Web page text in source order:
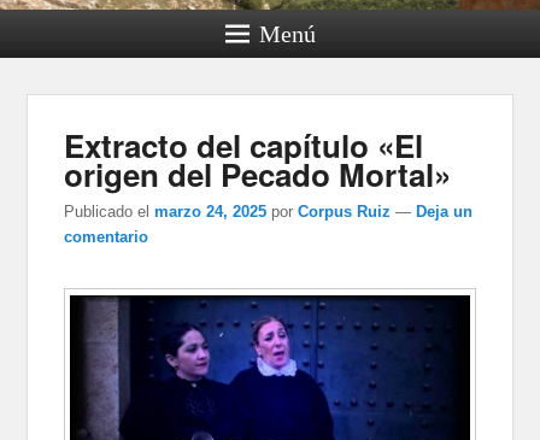
Menú
Extracto del capítulo «El
origen del Pecado Mortal»
Publicado el marzo 24, 2025 porCorpus Ruiz — Deja un
comentario